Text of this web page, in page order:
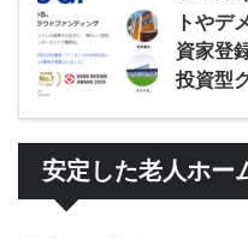
トやデ
資家登
投資型
安定した老人ホー